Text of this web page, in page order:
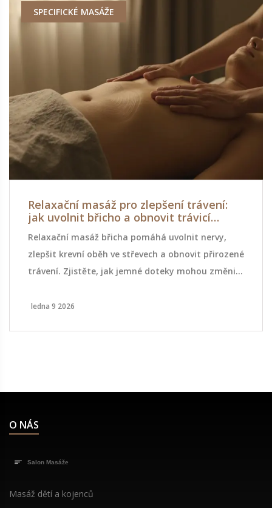
SPECIFICKÉ MASÁŽE
Relaxační masáž pro zlepšení trávení:
jak uvolnit břicho a obnovit trávicí
Relaxační masáž břicha pomáhá uvolnit nervy,
zlepšit krevní oběh ve střevech a obnovit přirozené
trávení. Zjistěte, jak jemné doteky mohou změnit
ledna 9 2026
O NÁS
Masáž dětí a kojenců